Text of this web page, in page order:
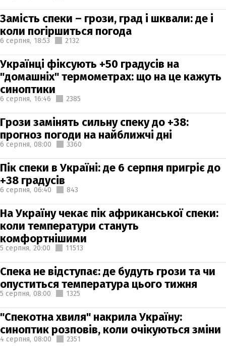
Замість спеки – грози, град і шквали: де і
коли погіршиться погода
6 серпня, 18:53 2132
Українці фіксують +50 градусів на
"домашніх" термометрах: що на це кажуть
синоптики
6 серпня, 16:46 2385
Грози замінять сильну спеку до +38:
прогноз погоди на найближчі дні
6 серпня, 08:00 3360
Пік спеки в Україні: де 6 серпня пригріє до
+38 градусів
6 серпня, 06:40 843
На Україну чекає пік африканської спеки:
коли температури стануть
комфортнішими
5 серпня, 20:00 11513
Спека не відступає: де будуть грози та чи
опуститься температура цього тижня
5 серпня, 08:00 1325
"Спекотна хвиля" накрила Україну:
синоптик розповів, коли очікуються зміни
4 серпня, 08:00 2351